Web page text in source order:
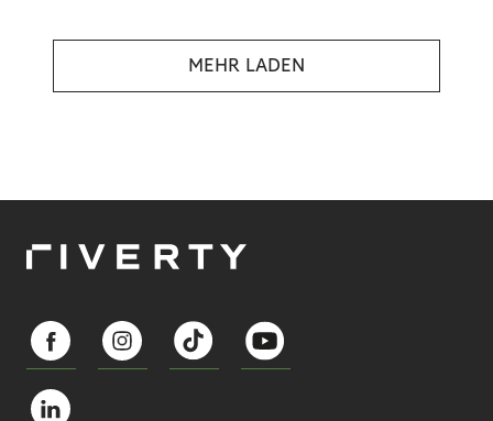
MEHR LADEN